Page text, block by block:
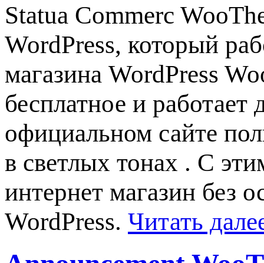
Statua Commerc
WordPress, который
магазина WordPress
бесплатное и
официальном сайте
в светлых тонах . С
интернет магазин без
WordPress. Читать